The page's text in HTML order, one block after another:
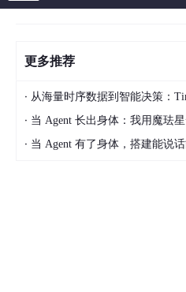
更多推荐
· 从海量时序数据到智能决策：TimechoAI
· 当 Agent 长出身体：我用魔珐星云 SDK
· 当 Agent 有了身体，搭建能说